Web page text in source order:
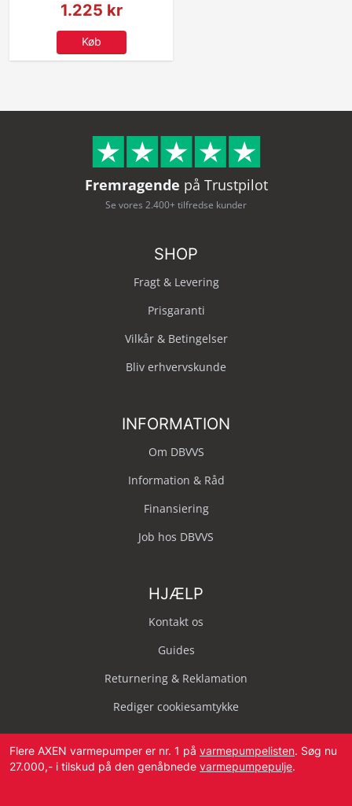
1.225 kr
Køb
Fremragende på Trustpilot
Se vores 2.400+ tilfredse kunder
SHOP
Fragt & Levering
Prisgaranti
Vilkår & Betingelser
Bliv erhvervskunde
INFORMATION
Om DBVVS
Information & Råd
Finansiering
Job hos DBVVS
HJÆLP
Kontakt os
Guides
Returnering & Reklamation
Rediger cookiesamtykke
Flere AXEN varmepumper er nr. 1 på varmepumpelisten. Søg nu
27.000,- i tilskud på den genåbnede varmepumpepulje.